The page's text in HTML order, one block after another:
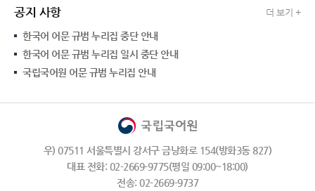
공지 사항 더 보기 +
한국어 어문 규범 누리집 중단 안내
한국어 어문 규범 누리집 일시 중단 안내
국립국어원 어문 규범 누리집 안내
우) 07511 서울특별시 강서구 금낭화로 154(방화3동 827)
대표 전화: 02-2669-9775(평일 09:00~18:00)
전송: 02-2669-9737